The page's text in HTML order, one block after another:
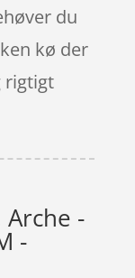
du
kø der
rigtigt
Arche -
-